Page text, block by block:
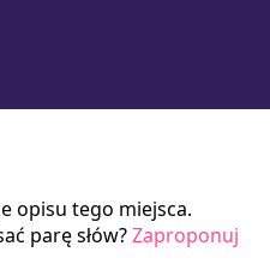
opisu tego miejsca.
parę słów?Zaproponuj